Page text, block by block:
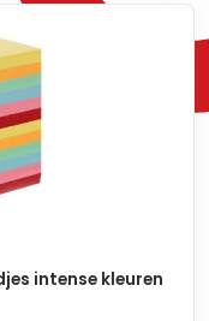
intense kleuren